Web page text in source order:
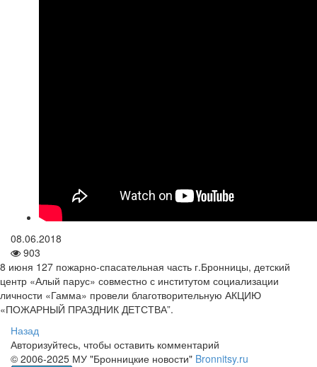
08.06.2018
903
8 июня 127 пожарно-спасательная часть г.Бронницы, детский
центр «Алый парус» совместно с институтом социализации
личности «Гамма» провели благотворительную АКЦИЮ
«ПОЖАРНЫЙ ПРАЗДНИК ДЕТСТВА”.
Назад
Авторизуйтесь, чтобы оставить комментарий
© 2006-2025 МУ "Бронницкие новости" Bronnitsy.ru